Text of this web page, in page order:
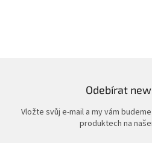
Odebírat
Vložte svůj e-mail a my vám
produktech na